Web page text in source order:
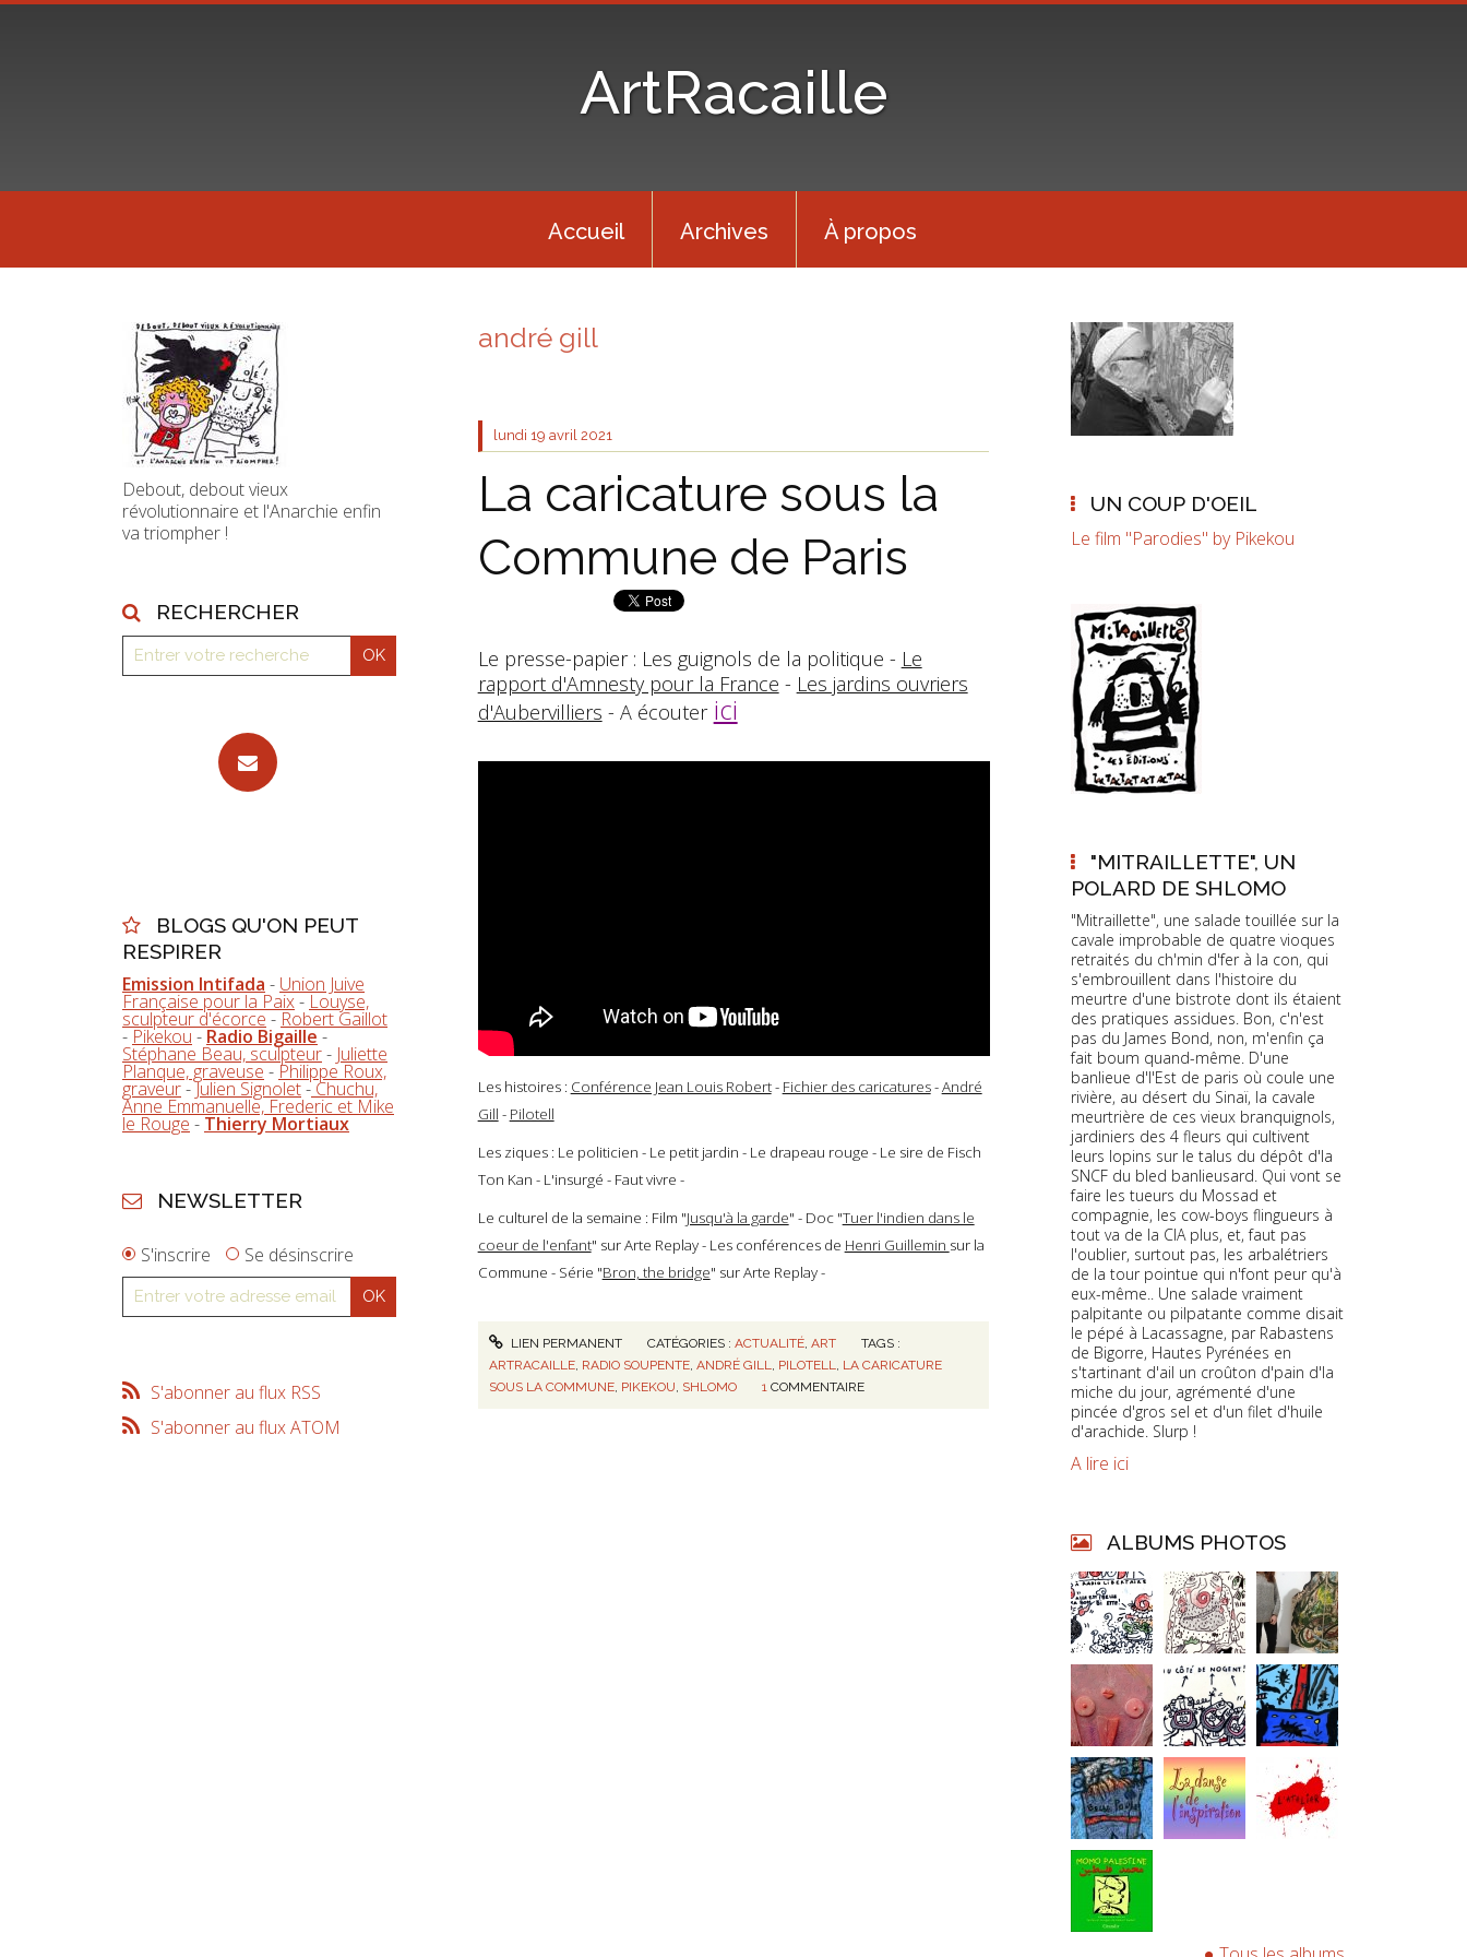
ArtRacaille
Accueil Archives À propos
Debout, debout vieux
révolutionnaire et l'Anarchie enfin
va triompher !
RECHERCHER
BLOGS QU'ON PEUT
RESPIRER
Emission Intifada - Union Juive
Française pour la Paix- Louyse,
sculpteur d'écorce - Robert Gaillot
- Pikekou - Radio Bigaille -
Stéphane Beau, sculpteur- Juliette
Planque, graveuse - Philippe Roux,
graveur-Julien Signolet- Chuchu,
Anne Emmanuelle, Frederic et Mike
le Rouge - Thierry Mortiaux
NEWSLETTER
S'inscrire Se désinscrire
S'abonner au flux RSS
S'abonner au flux ATOM
andré gill
lundi 19 avril 2021
La caricature sous la
Commune de Paris
Le presse-papier : Les guignols de la politique - Le
rapport d'Amnesty pour la France - Les jardins ouvriers
d'Aubervilliers - A écouter ici
Les histoires : Conférence Jean Louis Robert- Fichier des caricatures-André
Gill - Pilotell
Les ziques : Le politicien - Le petit jardin - Le drapeau rouge - Le sire de Fisch
Ton Kan - L'insurgé - Faut vivre -
Le culturel de la semaine : Film "Jusqu'à la garde" - Doc "Tuer l'indien dans le
coeur de l'enfant" sur Arte Replay - Les conférences de Henri Guillemin sur la
Commune - Série "Bron, the bridge" sur Arte Replay -
LIEN PERMANENT CATÉGORIES :ACTUALITÉ ,ART
TAGS :
ARTRACAILLE, RADIO SOUPENTE, ANDRÉ GILL PILOTELL
LA CARICATURE
SOUS LA COMMUNE, PIKEKOU SHLOMO 1 COMMENTAIRE
UN COUP D'OEIL
Le film "Parodies" by Pikekou
"MITRAILLETTE", UN
POLARD DE SHLOMO
"Mitraillette", une salade touillée sur la
cavale improbable de quatre vioques
retraités du ch'min d'fer à la con, qui
s'embrouillent dans l'histoire du
meurtre d'une bistrote dont ils étaient
des pratiques assidues. Bon, c'n'est
pas du James Bond, non, m'enfin ça
fait boum quand-même. D'une
banlieue d'l'Est de paris où coule une
rivière, au désert du Sinaï, la cavale
meurtrière de ces vieux branquignols,
jardiniers des 4 fleurs qui cultivent
leurs lopins sur le talus du dépôt d'la
SNCF du bled banlieusard. Qui vont se
faire les tueurs du Mossad et
compagnie, les cow-boys flingueurs à
tout va de la CIA plus, et, faut pas
l'oublier, surtout pas, les arbalétriers
de la tour pointue qui n'font peur qu'à
eux-même.. Une salade vraiment
palpitante ou pilpatante comme disait
le pépé à Lacassagne, par Rabastens
de Bigorre, Hautes Pyrénées en
s'tartinant d'ail un croûton d'pain d'la
miche du jour, agrémenté d'une
pincée d'gros sel et d'un filet d'huile
d'arachide. Slurp !
A lire ici
ALBUMS PHOTOS